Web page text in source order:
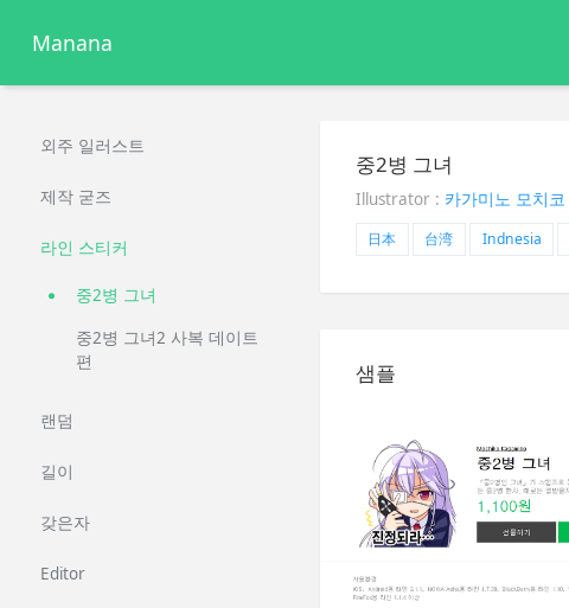
Manana
외주 일러스트
제작 굳즈
라인 스티커
중2병 그녀
중2병 그녀2 사복 데이트
편
랜덤
길이
갖은자
Editor
중2병 그녀
Illustrator : 카가미노 모치코
日本 台湾 Indnesia
샘플